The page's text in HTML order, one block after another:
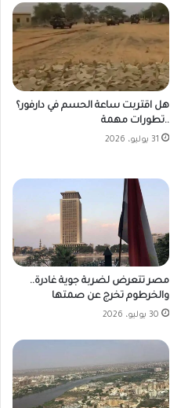
هل اقتربت ساعة الحسم في دارفور؟
..تطورات مهمة
31 يوليو، 2026
مصر تتعرض لضربة جوية غادرة..
والخرطوم تخرج عن صمتها
30 يوليو، 2026